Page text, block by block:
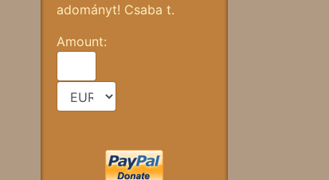
adományt! Csaba t.
Amount: